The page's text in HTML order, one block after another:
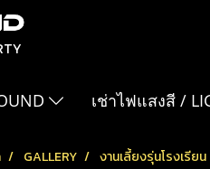
เช่าไฟแสงสี /
GALLERY งานเลี้ยงรุ่นโรงเรียน